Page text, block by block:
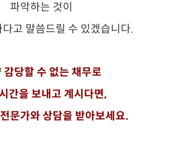
파악하는 것이
고 말씀드릴 수 있겠습니다.
감당할 수 없는 채무로
간을 보내고 계시다면,
문가와 상담을 받아보세요.